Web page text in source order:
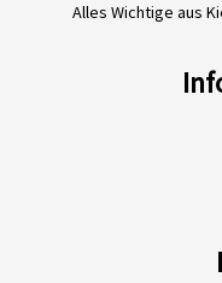
Alles Wichtige aus